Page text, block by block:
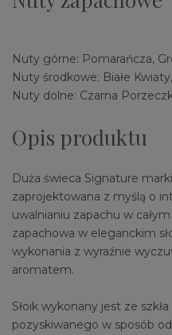
Nuty górne: Pomarańcza,
Nuty środkowe: Białe
Nuty dolne: Czarna
Opis produktu
Duża świeca Signature
zaprojektowana z myślą o
uwalnianiu zapachu w
zapachowa w eleganckim
wykonania z wyraźnie
aromatem.
Słoik wykonany jest ze
pozyskiwanego w sposób